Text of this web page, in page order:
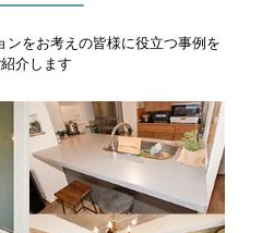
ンをお考えの皆様に役立つ事例を
紹介します